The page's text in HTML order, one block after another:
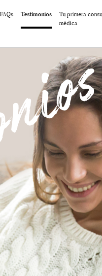
FAQs Testimonios
Tu primera
médica